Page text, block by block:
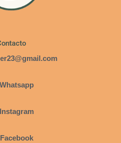
Whatsapp
Instagram
Facebook